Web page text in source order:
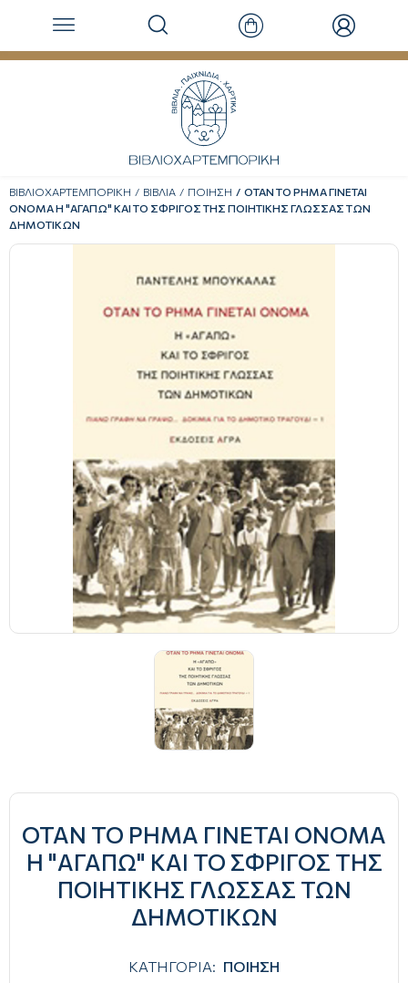
ΒΙΒΛΙΟΧΑΡΤΕΜΠΟΡΙΚΗ ΒΙΒΛΙΑ ΠΟΙΗΣΗ
ΟΤΑΝ ΤΟ ΡΗΜΑ ΓΙΝΕΤΑΙ
ΟΝΟΜΑ Η "ΑΓΑΠΩ" ΚΑΙ ΤΟ ΣΦΡΙΓΟΣ ΤΗΣ ΠΟΙΗΤΙΚΗΣ ΓΛΩΣΣΑΣ ΤΩΝ
ΔΗΜΟΤΙΚΩΝ
ΟΤΑΝ ΤΟ ΡΗΜΑ ΓΙΝΕΤΑΙ ΟΝΟΜΑ
Η "ΑΓΑΠΩ" ΚΑΙ ΤΟ ΣΦΡΙΓΟΣ ΤΗΣ
ΠΟΙΗΤΙΚΗΣ ΓΛΩΣΣΑΣ ΤΩΝ
ΔΗΜΟΤΙΚΩΝ
ΚΑΤΗΓΟΡΙΑ: ΠΟΙΗΣΗ